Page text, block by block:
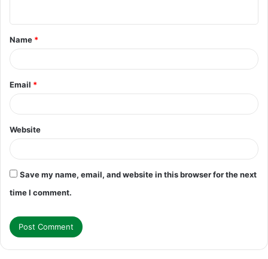
t
*
Name *
Email *
Website
Save my name, email, and website in this browser for the next
time I comment.